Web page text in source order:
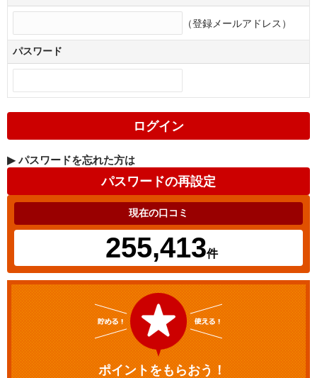
（登録メールアドレス）
パスワード
▶ パスワードを忘れた方は
現在の口コミ
255,413件
ポイントをもらおう！